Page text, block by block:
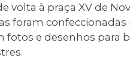
volta à praça XV de
foram confeccionadas
fotos e desenhos para